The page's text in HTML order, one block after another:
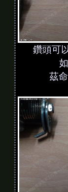
鑽頭可
茲